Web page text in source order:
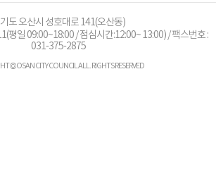
도 오산시 성호대로 141(오산동)
(평일 09:00~18:00 / 점심시간:12:00~ 13:00) / 팩스번호 :
031-375-2875
© OSAN CITY COUNCIL ALL. RIGHTS RESERVED